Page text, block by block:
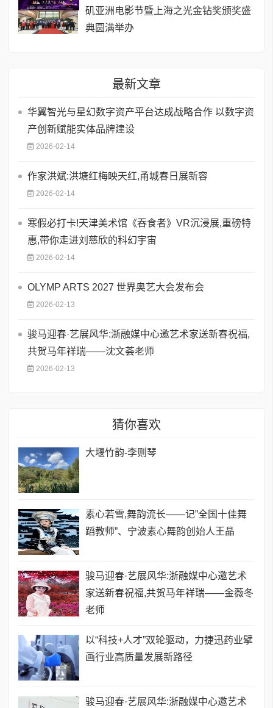
矶亚洲电影节暨上海之光金钻奖颁奖盛
典圆满举办
最新文章
华翼智光与星幻数字资产平台达成战略合作 以数字资
产创新赋能实体品牌建设
2026-02-14
作家洪斌:洪塘红梅映天红,甬城春日展新容
2026-02-14
寒假必打卡!天津美术馆《吞食者》VR沉浸展,重磅特
惠,带你走进刘慈欣的科幻宇宙
2026-02-14
OLYMP ARTS 2027 世界奥艺大会发布会
2026-02-13
骏马迎春·艺展风华:浙融媒中心邀艺术家送新春祝福,
共贺马年祥瑞——沈文荟老师
2026-02-13
猜你喜欢
大堰竹韵-​李则琴
素心若雪,舞韵流长——记”全国十佳舞
蹈教师”、宁波素心舞韵创始人王晶
骏马迎春·艺展风华:浙融媒中心邀艺术
家送新春祝福,共贺马年祥瑞——金薇冬
老师
以“科技+人才”双轮驱动，力捷迅药业擘
画行业高质量发展新路径
骏马迎春·艺展风华:浙融媒中心邀艺术